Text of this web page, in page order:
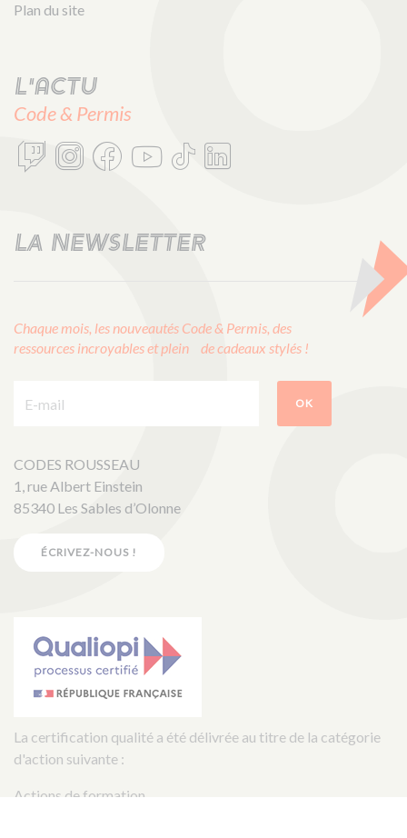
Plan du site
L'actu
Code & Permis
LA NEWSLETTER
Chaque mois, les nouveautés Code & Permis, des
ressources incroyables et plein de cadeaux stylés !
OK
CODES ROUSSEAU
1, rue Albert Einstein
85340 Les Sables d’Olonne
ÉCRIVEZ-NOUS !
La certification qualité a été délivrée au titre de la catégorie
d'action suivante :
Actions de formation